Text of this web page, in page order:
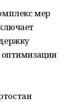
мер
оптимизации